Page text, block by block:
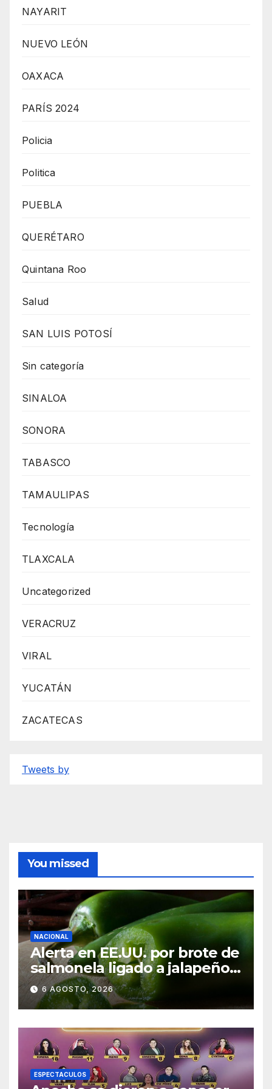
NAYARIT
NUEVO LEÓN
OAXACA
PARÍS 2024
Policia
Politica
PUEBLA
QUERÉTARO
Quintana Roo
Salud
SAN LUIS POTOSÍ
Sin categoría
SINALOA
SONORA
TABASCO
TAMAULIPAS
Tecnología
TLAXCALA
Uncategorized
VERACRUZ
VIRAL
YUCATÁN
ZACATECAS
Tweets by
You missed
NACIONAL
Alerta en EE.UU. por brote de
salmonela ligado a jalapeños
mexicanos; reportan 345
casos
6 AGOSTO, 2026
ESPECTACULOS